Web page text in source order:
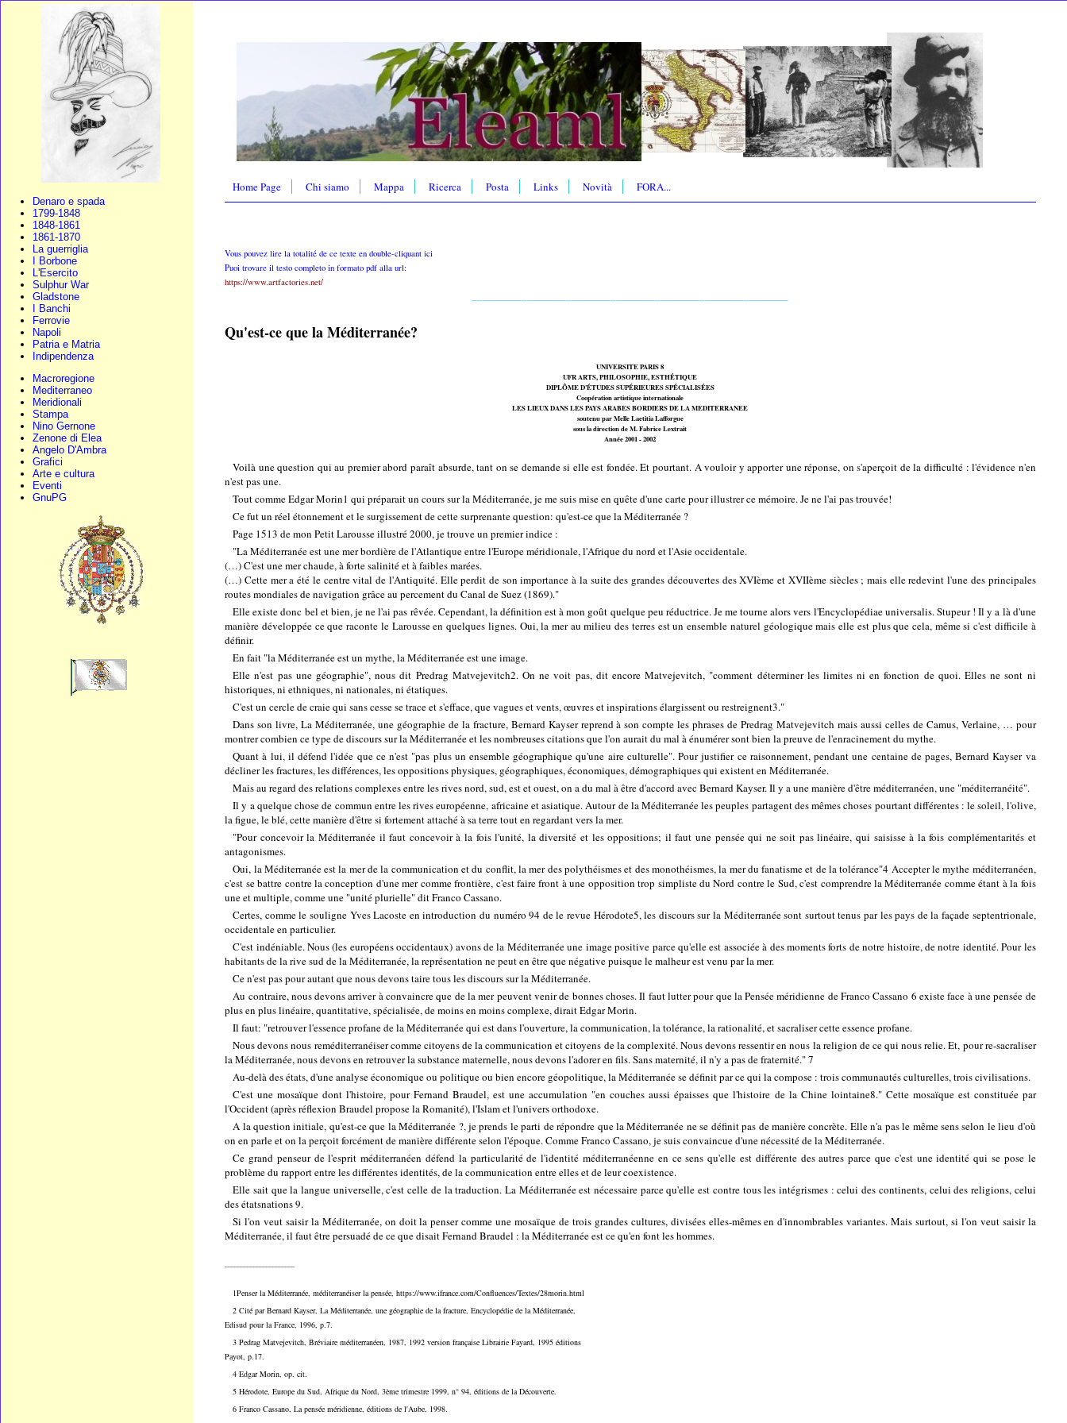
Denaro e spada
1799-1848
1848-1861
1861-1870
La guerriglia
I Borbone
L'Esercito
Sulphur War
Gladstone
I Banchi
Ferrovie
Napoli
Patria e Matria
Indipendenza
Macroregione
Mediterraneo
Meridionali
Stampa
Nino Gernone
Zenone di Elea
Angelo D'Ambra
Grafici
Arte e cultura
Eventi
GnuPG
Home Page Chi siamo Mappa Ricerca Posta Links Novità FORA...
Vous pouvez lire la totalité de ce texte en double-cliquant ici
Puoi trovare il testo completo in formato pdf alla url:
https://www.artfactories.net/
Qu'est-ce que la Méditerranée?
UNIVERSITE PARIS 8
UFR ARTS, PHILOSOPHIE, ESTHÉTIQUE
DIPLÔME D'ÉTUDES SUPÉRIEURES SPÉCIALISÉES
Coopération artistique internationale
LES LIEUX DANS LES PAYS ARABES BORDIERS DE LA MEDITERRANEE
soutenu par Melle Laetitia Lafforgue
sous la direction de M. Fabrice Lextrait
Année 2001 - 2002
Voilà une question qui au premier abord paraît absurde, tant on se demande si elle est fondée. Et pourtant. A vouloir y apporter une réponse, on s'aperçoit de la difficulté : l'évidence n'en
n'est pas une.
Tout comme Edgar Morin1 qui préparait un cours sur la Méditerranée, je me suis mise en quête d'une carte pour illustrer ce mémoire. Je ne l'ai pas trouvée!
Ce fut un réel étonnement et le surgissement de cette surprenante question: qu'est-ce que la Méditerranée ?
Page 1513 de mon Petit Larousse illustré 2000, je trouve un premier indice :
"La Méditerranée est une mer bordière de l'Atlantique entre l'Europe méridionale, l'Afrique du nord et l'Asie occidentale.
(…) C'est une mer chaude, à forte salinité et à faibles marées.
(…) Cette mer a été le centre vital de l'Antiquité. Elle perdit de son importance à la suite des grandes découvertes des XVIème et XVIIème siècles ; mais elle redevint l'une des principales
routes mondiales de navigation grâce au percement du Canal de Suez (1869)."
Elle existe donc bel et bien, je ne l'ai pas rêvée. Cependant, la définition est à mon goût quelque peu réductrice. Je me tourne alors vers l'Encyclopédiae universalis. Stupeur ! Il y a là d'une
manière développée ce que raconte le Larousse en quelques lignes. Oui, la mer au milieu des terres est un ensemble naturel géologique mais elle est plus que cela, même si c'est difficile à
définir.
En fait "la Méditerranée est un mythe, la Méditerranée est une image.
Elle n'est pas une géographie", nous dit Predrag Matvejevitch2. On ne voit pas, dit encore Matvejevitch, "comment déterminer les limites ni en fonction de quoi. Elles ne sont ni
historiques, ni ethniques, ni nationales, ni étatiques.
C'est un cercle de craie qui sans cesse se trace et s'efface, que vagues et vents, œuvres et inspirations élargissent ou restreignent3."
Dans son livre, La Méditerranée, une géographie de la fracture, Bernard Kayser reprend à son compte les phrases de Predrag Matvejevitch mais aussi celles de Camus, Verlaine, … pour
montrer combien ce type de discours sur la Méditerranée et les nombreuses citations que l'on aurait du mal à énumérer sont bien la preuve de l'enracinement du mythe.
Quant à lui, il défend l'idée que ce n'est "pas plus un ensemble géographique qu'une aire culturelle". Pour justifier ce raisonnement, pendant une centaine de pages, Bernard Kayser va
décliner les fractures, les différences, les oppositions physiques, géographiques, économiques, démographiques qui existent en Méditerranée.
Mais au regard des relations complexes entre les rives nord, sud, est et ouest, on a du mal à être d'accord avec Bernard Kayser. Il y a une manière d'être méditerranéen, une "méditerranéité".
Il y a quelque chose de commun entre les rives européenne, africaine et asiatique. Autour de la Méditerranée les peuples partagent des mêmes choses pourtant différentes : le soleil, l'olive,
la figue, le blé, cette manière d'être si fortement attaché à sa terre tout en regardant vers la mer.
"Pour concevoir la Méditerranée il faut concevoir à la fois l'unité, la diversité et les oppositions; il faut une pensée qui ne soit pas linéaire, qui saisisse à la fois complémentarités et
antagonismes.
Oui, la Méditerranée est la mer de la communication et du conflit, la mer des polythéismes et des monothéismes, la mer du fanatisme et de la tolérance"4 Accepter le mythe méditerranéen,
c'est se battre contre la conception d'une mer comme frontière, c'est faire front à une opposition trop simpliste du Nord contre le Sud, c'est comprendre la Méditerranée comme étant à la fois
une et multiple, comme une "unité plurielle" dit Franco Cassano.
Certes, comme le souligne Yves Lacoste en introduction du numéro 94 de le revue Hérodote5, les discours sur la Méditerranée sont surtout tenus par les pays de la façade septentrionale,
occidentale en particulier.
C'est indéniable. Nous (les européens occidentaux) avons de la Méditerranée une image positive parce qu'elle est associée à des moments forts de notre histoire, de notre identité. Pour les
habitants de la rive sud de la Méditerranée, la représentation ne peut en être que négative puisque le malheur est venu par la mer.
Ce n'est pas pour autant que nous devons taire tous les discours sur la Méditerranée.
Au contraire, nous devons arriver à convaincre que de la mer peuvent venir de bonnes choses. Il faut lutter pour que la Pensée méridienne de Franco Cassano 6 existe face à une pensée de
plus en plus linéaire, quantitative, spécialisée, de moins en moins complexe, dirait Edgar Morin.
Il faut: "retrouver l'essence profane de la Méditerranée qui est dans l'ouverture, la communication, la tolérance, la rationalité, et sacraliser cette essence profane.
Nous devons nous reméditerranéiser comme citoyens de la communication et citoyens de la complexité. Nous devons ressentir en nous la religion de ce qui nous relie. Et, pour re-sacraliser
la Méditerranée, nous devons en retrouver la substance maternelle, nous devons l'adorer en fils. Sans maternité, il n'y a pas de fraternité." 7
Au-delà des états, d'une analyse économique ou politique ou bien encore géopolitique, la Méditerranée se définit par ce qui la compose : trois communautés culturelles, trois civilisations.
C'est une mosaïque dont l'histoire, pour Fernand Braudel, est une accumulation "en couches aussi épaisses que l'histoire de la Chine lointaine8." Cette mosaïque est constituée par
l'Occident (après réflexion Braudel propose la Romanité), l'Islam et l'univers orthodoxe.
A la question initiale, qu'est-ce que la Méditerranée ?, je prends le parti de répondre que la Méditerranée ne se définit pas de manière concrète. Elle n'a pas le même sens selon le lieu d'où
on en parle et on la perçoit forcément de manière différente selon l'époque. Comme Franco Cassano, je suis convaincue d'une nécessité de la Méditerranée.
Ce grand penseur de l'esprit méditerranéen défend la particularité de l'identité méditerranéenne en ce sens qu'elle est différente des autres parce que c'est une identité qui se pose le
problème du rapport entre les différentes identités, de la communication entre elles et de leur coexistence.
Elle sait que la langue universelle, c'est celle de la traduction. La Méditerranée est nécessaire parce qu'elle est contre tous les intégrismes : celui des continents, celui des religions, celui
des étatsnations 9.
Si l'on veut saisir la Méditerranée, on doit la penser comme une mosaïque de trois grandes cultures, divisées elles-mêmes en d'innombrables variantes. Mais surtout, si l'on veut saisir la
Méditerranée, il faut être persuadé de ce que disait Fernand Braudel : la Méditerranée est ce qu'en font les hommes.
1Penser la Méditerranée, méditerranéiser la pensée, https://www.ifrance.com/Confluences/Textes/28morin.html
2 Cité par Bernard Kayser, La Méditerranée, une géographie de la fracture, Encyclopédie de la Méditerranée,
Edisud pour la France, 1996, p.7.
3 Pedrag Matvejevitch, Bréviaire méditerranéen, 1987, 1992 version française Librairie Fayard, 1995 éditions
Payot, p.17.
4 Edgar Morin, op. cit.
5 Hérodote, Europe du Sud, Afrique du Nord, 3ème trimestre 1999, n° 94, éditions de la Découverte.
6 Franco Cassano, La pensée méridienne, éditions de l'Aube, 1998.